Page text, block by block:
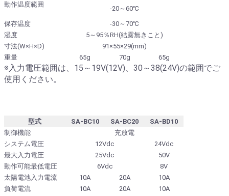
動作温度範囲
-20～60℃
保存温度
-30～70℃
湿度
5～95％RH(結露無きこと)
寸法(W×H×D)
91×55×29(mm)
重量
65g 70g 65g
※入力電圧範囲は、15～19V(12V)、30～38(24V)の範囲でご
使用ください。
型式 SA-BC10 SA-BC20
SA-BD10
制御機能
充放電
システム電圧
12Vdc
24Vdc
最大入力電圧
25Vdc
50V
動作可能最低電圧
6Vdc
8V
太陽電池入力電流
10A 20A
10A
負荷電流
10A 20A
10A